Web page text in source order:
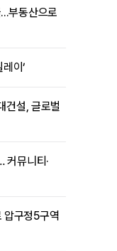
부동산으로
이’
건설, 글로벌
커뮤니티·
압구정5구역